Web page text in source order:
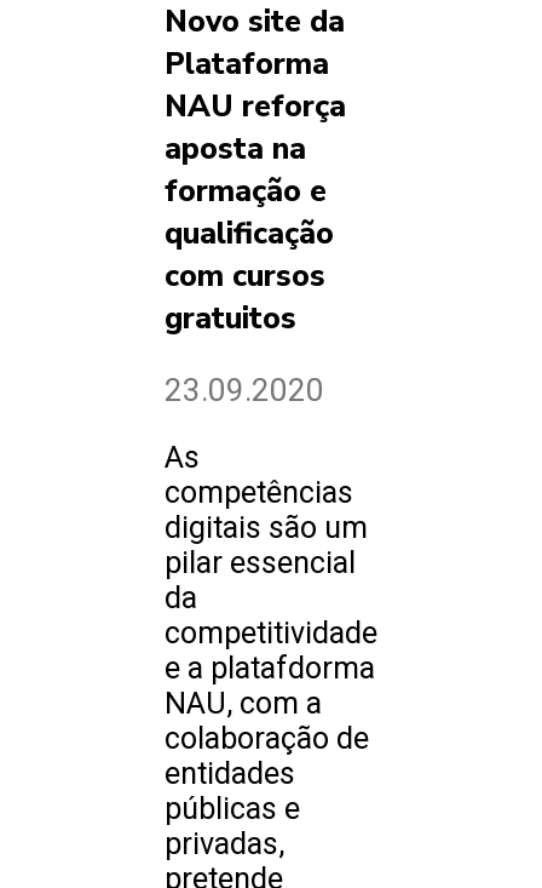
Novo site da
Plataforma
NAU reforça
aposta na
formação e
qualificação
com cursos
gratuitos
23.09.2020
As
competências
digitais são um
pilar essencial
da
competitividade
e a platafdorma
NAU, com a
colaboração de
entidades
públicas e
privadas,
pretende